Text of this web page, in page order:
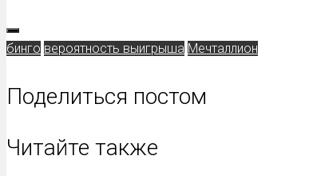
бинго вероятность выигрыша Мечталлион
Поделиться постом
Читайте также